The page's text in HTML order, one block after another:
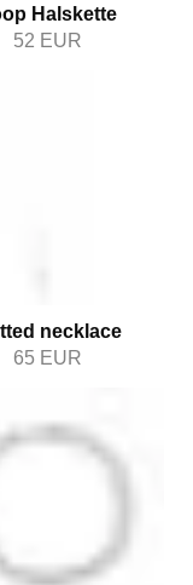
Halskette
52 EUR
necklace
65 EUR